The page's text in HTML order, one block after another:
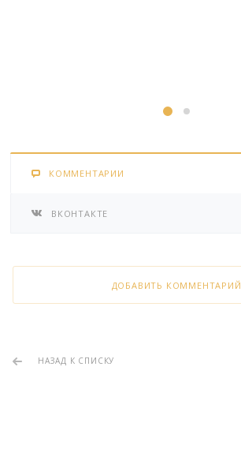
КОММЕНТАРИИ
ВКОНТАКТЕ
ДОБАВИТЬ КОММЕНТАРИЙ
НАЗАД К СПИСКУ